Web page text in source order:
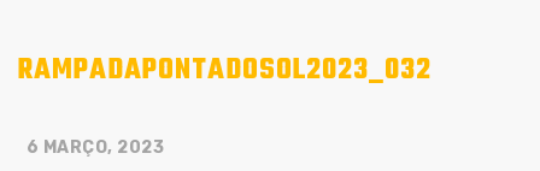
RAMPADAPONTADOSOL2023_032
6 MARÇO, 2023